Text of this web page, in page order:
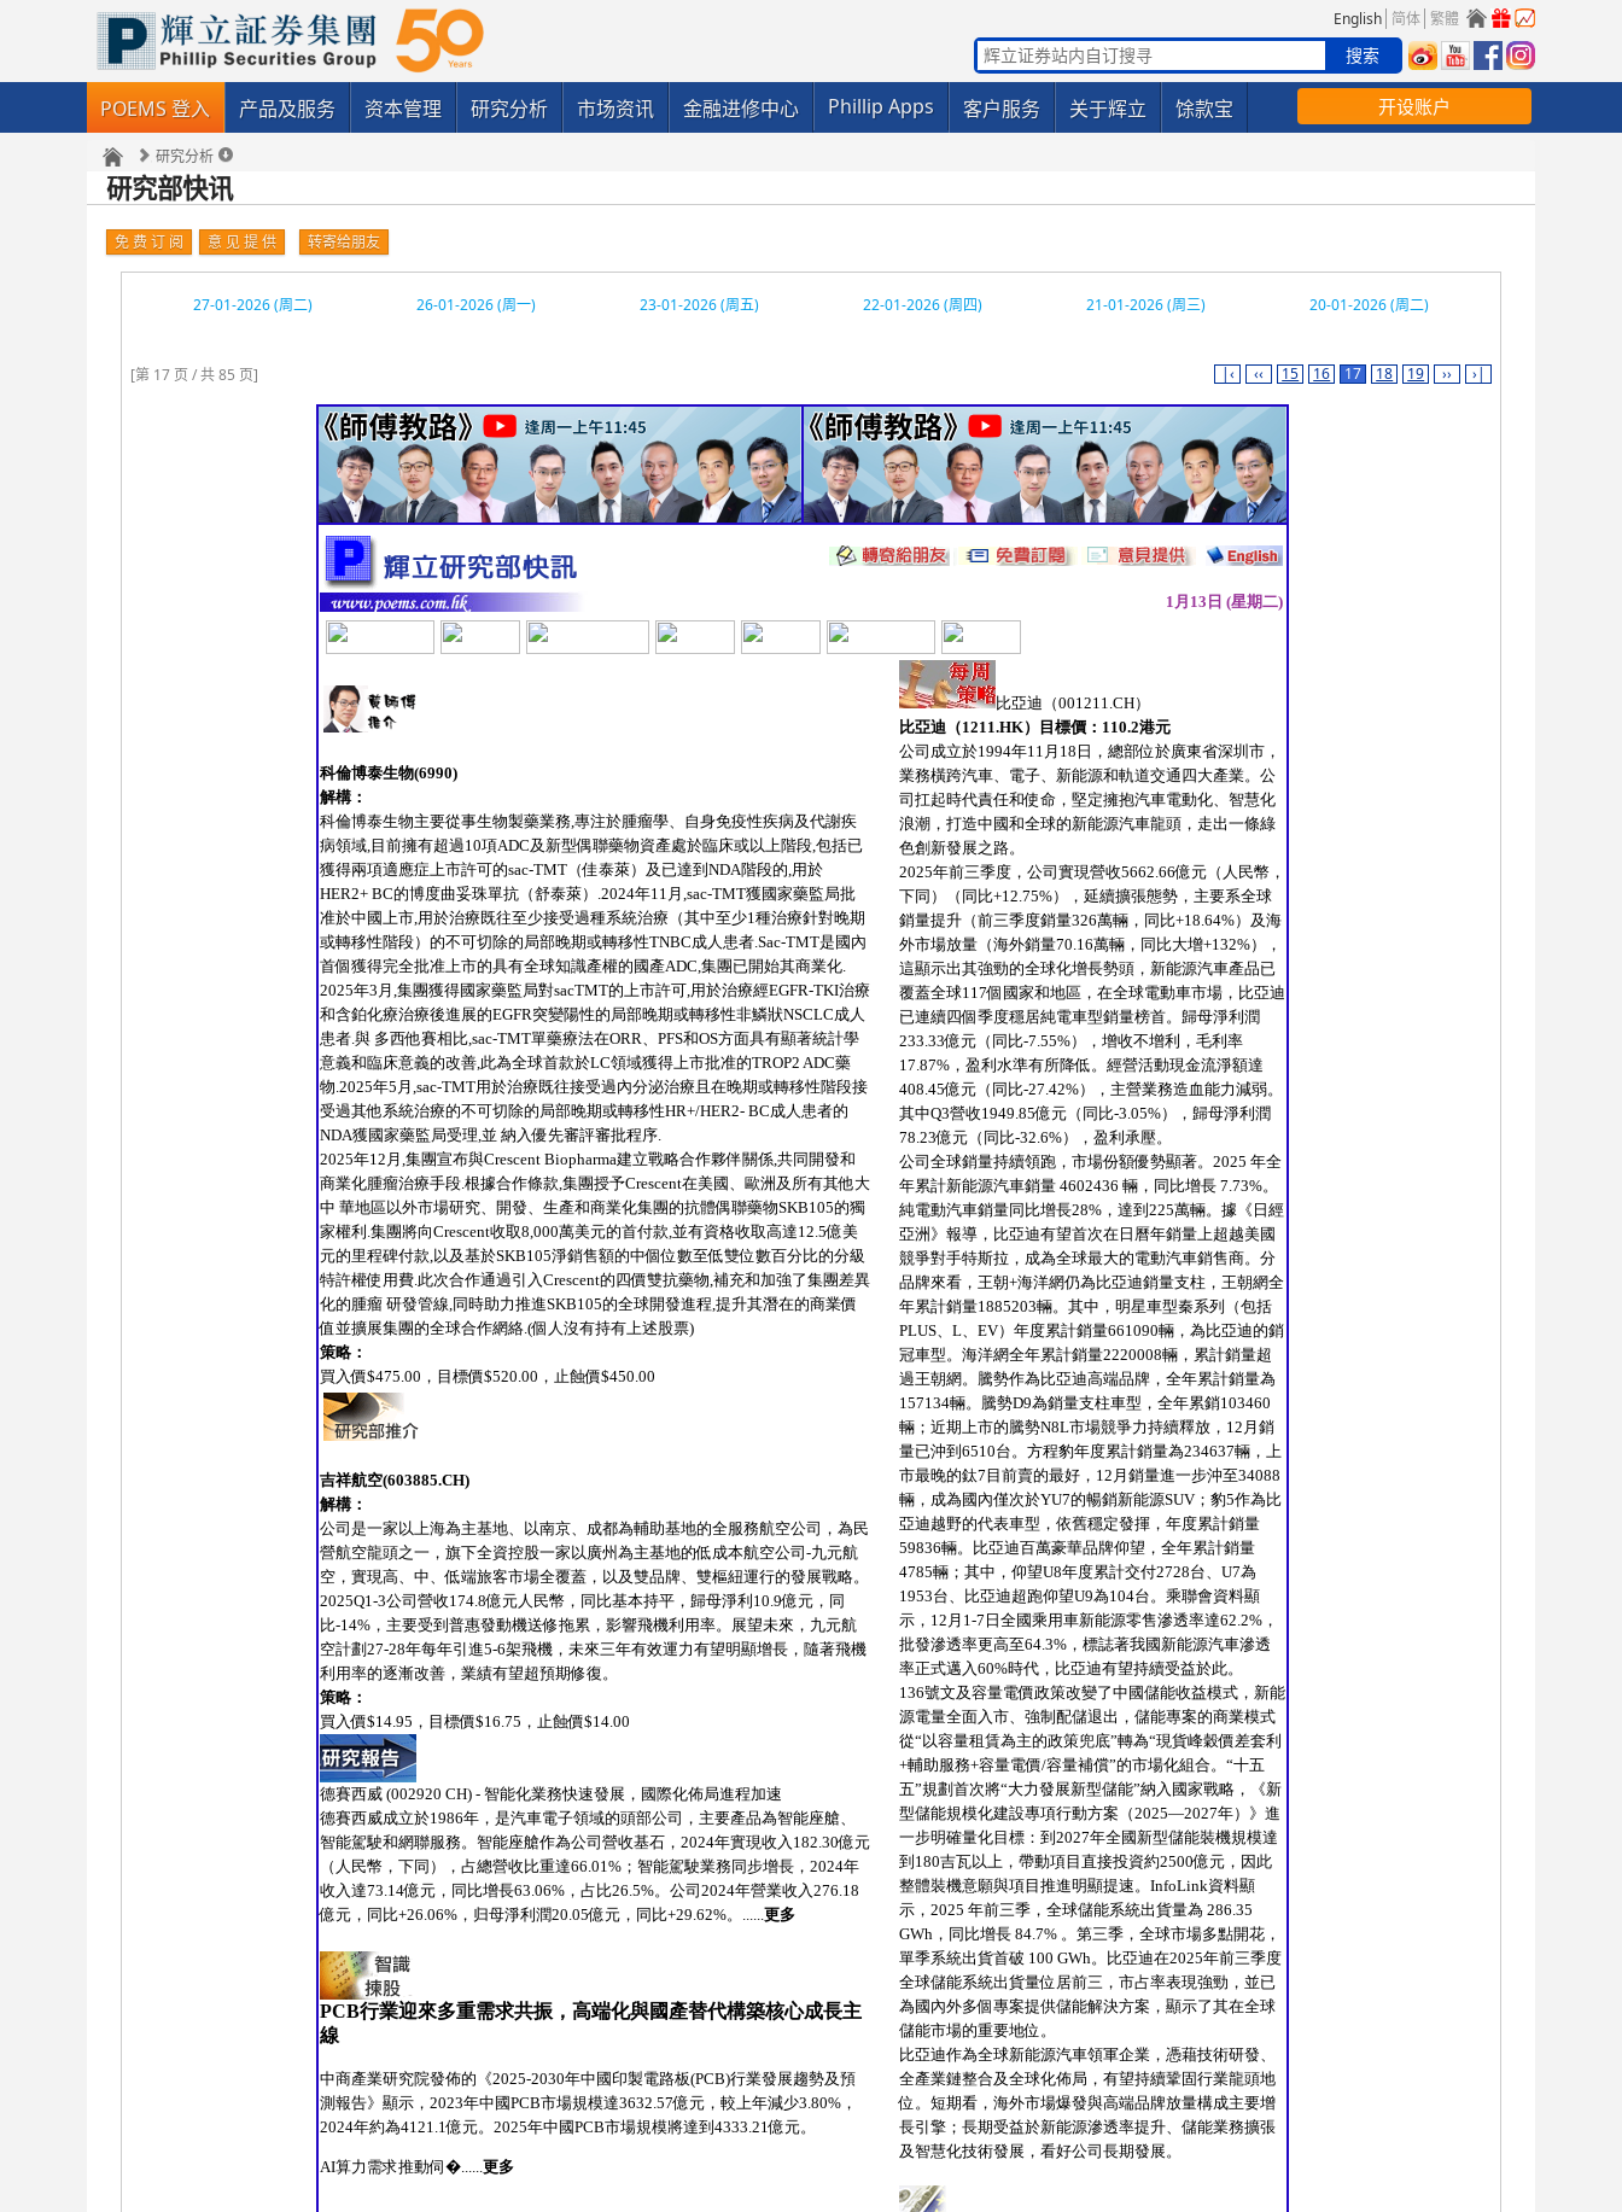
English 简体 繁體
POEMS 登入 产品及服务 资本管理 研究分析 市场资讯 金融进修中心 Phillip Apps 客户服务 关于辉立 馀款宝 开设账户
研究分析
研究部快讯
免 费 订 阅 意 见 提 供 转寄给朋友
27-01-2026 (周二) 26-01-2026 (周一) 23-01-2026 (周五) 22-01-2026 (周四) 21-01-2026 (周三) 20-01-2026 (周二)
[第 17 页 / 共 85 页] |‹ ‹‹ 15 16 17 18 19 ›› ›|